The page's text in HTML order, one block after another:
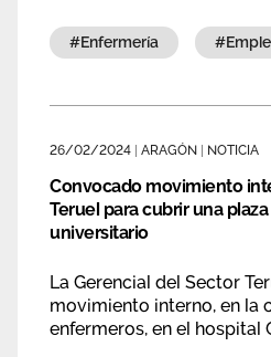
Zaragoza.
#enfermería
26/02/2024 ARAGÓN NOTICIA
Convocado movimiento
Teruel para cubrir una
universitario
La Gerencial del Sector
movimiento interno, en la
enfermeros, en el hospital